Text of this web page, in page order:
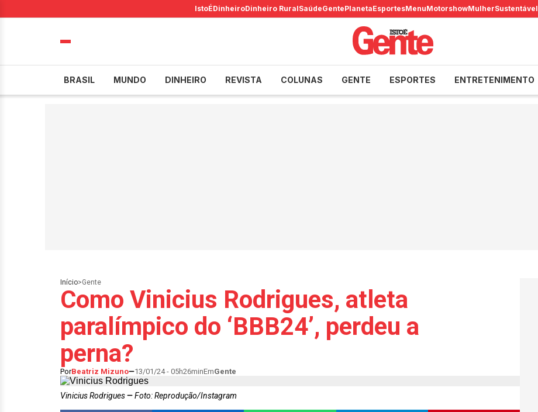
IstoÉDinheiroDinheiro RuralSaúdeGentePlanetaEsportesMenuMotorshowMulherSustentável
BRASIL MUNDO DINHEIRO REVISTA COLUNAS GENTE ESPORTES ENTRETENIMENTO
Início>Gente
Como Vinicius Rodrigues, atleta
paralímpico do ‘BBB24’, perdeu a
perna?
PorBeatriz Mizuno 13/01/24 - 05h26minEmGente
Vinicius Rodrigues Foto: Reprodução/Instagram